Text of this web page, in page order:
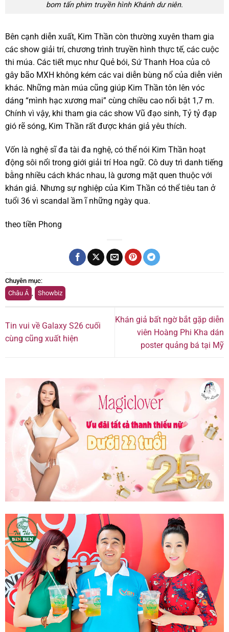
bom tấn phim truyền hình Khánh dư niên.
Bên cạnh diễn xuất, Kim Thần còn thường xuyên tham gia
các show giải trí, chương trình truyền hình thực tế, các cuộc
thi múa. Các tiết mục như Quẻ bói, Sứ Thanh Hoa của cô
gây bão MXH không kém các vai diễn bùng nổ của diễn viên
khác. Những màn múa cũng giúp Kim Thần tôn lên vóc
dáng “mình hạc xương mai” cùng chiều cao nổi bật 1,7 m.
Chính vì vậy, khi tham gia các show Vũ đạo sinh, Tỷ tỷ đạp
gió rẽ sóng, Kim Thần rất được khán giả yêu thích.
Vốn là nghệ sĩ đa tài đa nghệ, có thể nói Kim Thần hoạt
động sôi nổi trong giới giải trí Hoa ngữ. Cô duy trì danh tiếng
bằng nhiều cách khác nhau, là gương mặt quen thuộc với
khán giả. Nhưng sự nghiệp của Kim Thần có thể tiêu tan ở
tuổi 36 vì scandal ầm ĩ những ngày qua.
theo tiền Phong
Chuyên mục:
Châu Á , Showbiz
Tin vui về Galaxy S26 cuối
cùng cũng xuất hiện
Khán giả bất ngờ bắt gặp diễn
viên Hoàng Phi Kha dán
poster quảng bá tại Mỹ